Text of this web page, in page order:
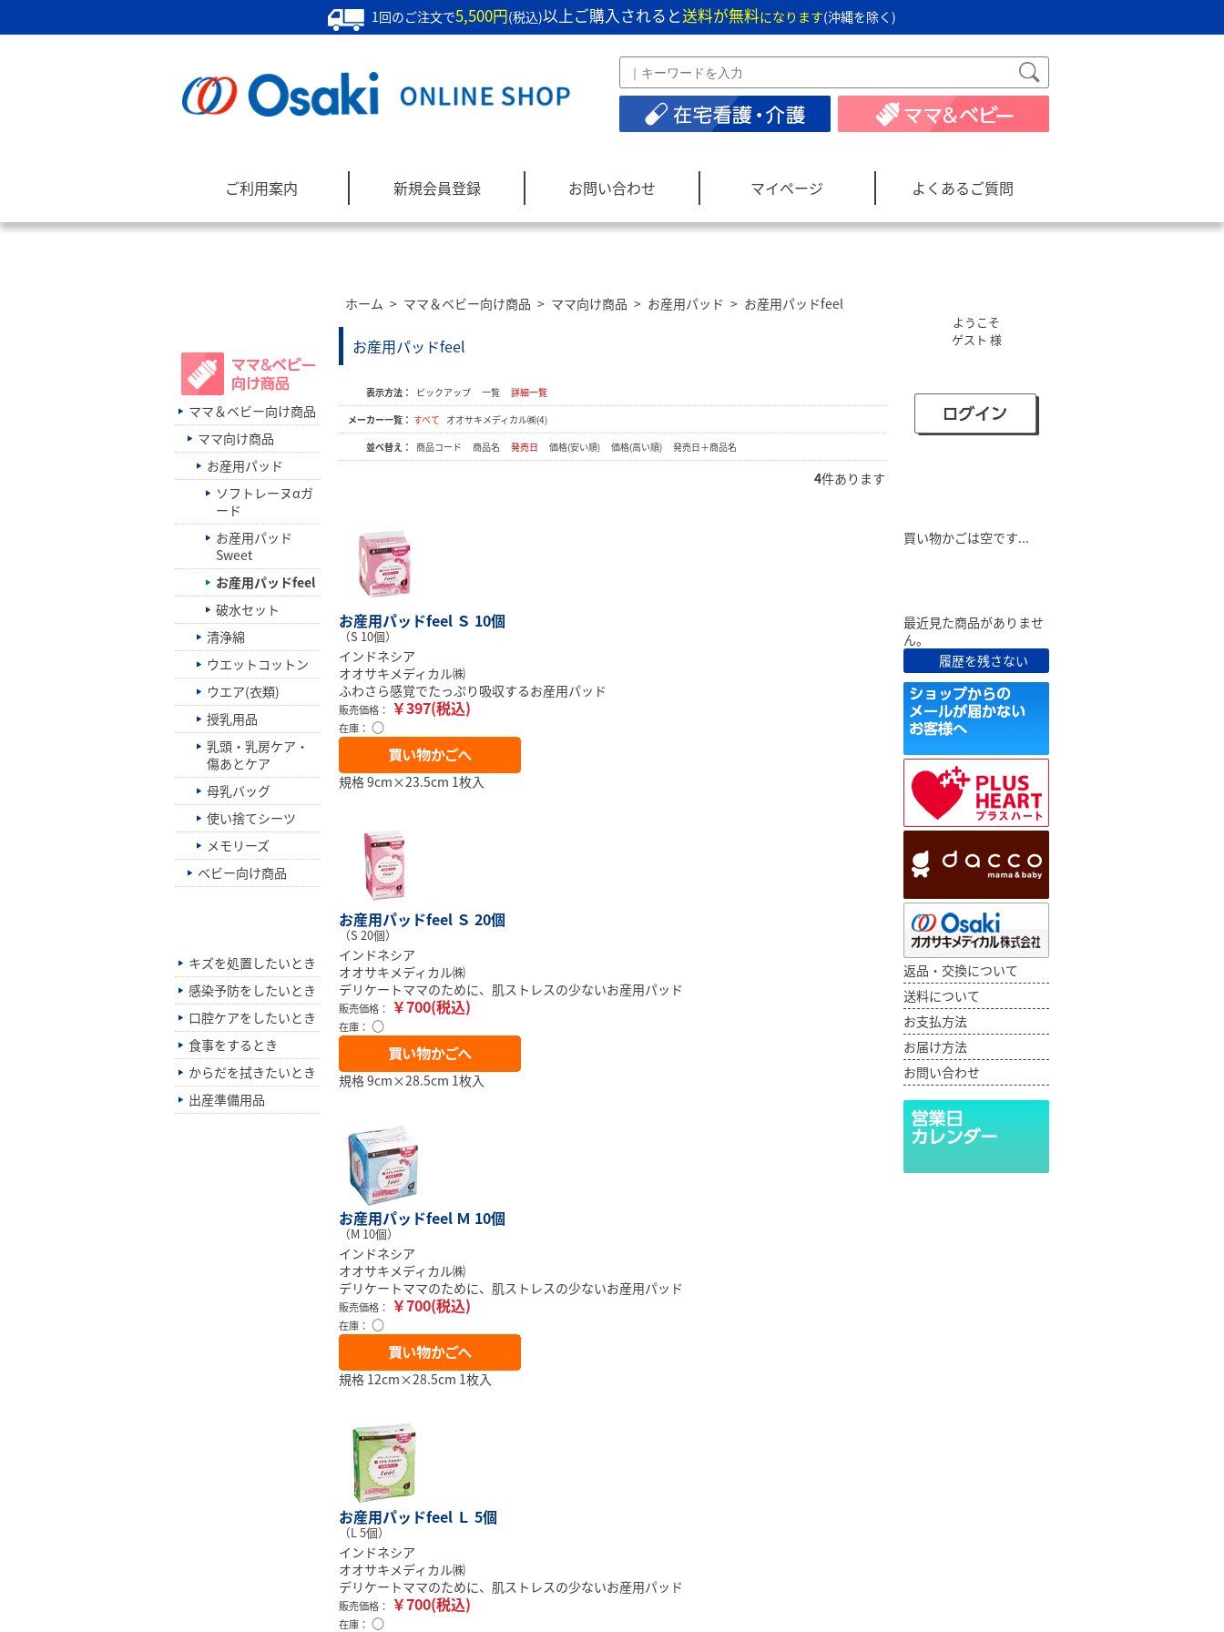
1回のご注文で5,500円(税込)以上ご購入されると送料が無料になります(沖縄を除く)
ご利用案内 新規会員登録 お問い合わせ マイページ よくあるご質問
ホーム > ママ＆ベビー向け商品 > ママ向け商品 > お産用パッド > お産用パッドfeel
お産用パッドfeel
表示方法： ピックアップ 一覧
詳細一覧
メーカー一覧： すべて オオサキメディカル㈱(4)
並べ替え： 商品コード 商品名 発売日 価格(安い順) 価格(高い順) 発売日＋商品名
4件あります
お産用パッドfeel Ｓ 10個
（S 10個）
インドネシア
オオサキメディカル㈱
ふわさら感覚でたっぷり吸収するお産用パッド
販売価格： ￥397(税込)
在庫： ○
規格 9cm×23.5cm 1枚入
お産用パッドfeel Ｓ 20個
（S 20個）
インドネシア
オオサキメディカル㈱
デリケートママのために、肌ストレスの少ないお産用パッド
販売価格： ￥700(税込)
在庫： ○
規格 9cm×28.5cm 1枚入
お産用パッドfeel Ｍ 10個
（M 10個）
インドネシア
オオサキメディカル㈱
デリケートママのために、肌ストレスの少ないお産用パッド
販売価格： ￥700(税込)
在庫： ○
規格 12cm×28.5cm 1枚入
お産用パッドfeel Ｌ 5個
（L 5個）
インドネシア
オオサキメディカル㈱
デリケートママのために、肌ストレスの少ないお産用パッド
販売価格： ￥700(税込)
在庫： ○
ママ＆ベビー向け商品
ママ向け商品
お産用パッド
ソフトレーヌαガ
ード
お産用パッド
Sweet
お産用パッドfeel
破水セット
清浄綿
ウエットコットン
ウエア(衣類)
授乳用品
乳頭・乳房ケア・
傷あとケア
母乳バッグ
使い捨てシーツ
メモリーズ
ベビー向け商品
キズを処置したいとき
感染予防をしたいとき
口腔ケアをしたいとき
食事をするとき
からだを拭きたいとき
出産準備用品
ようこそ
ゲスト 様
買い物かごは空です...
最近見た商品がありませ
ん。
履歴を残さない
返品・交換について
送料について
お支払方法
お届け方法
お問い合わせ